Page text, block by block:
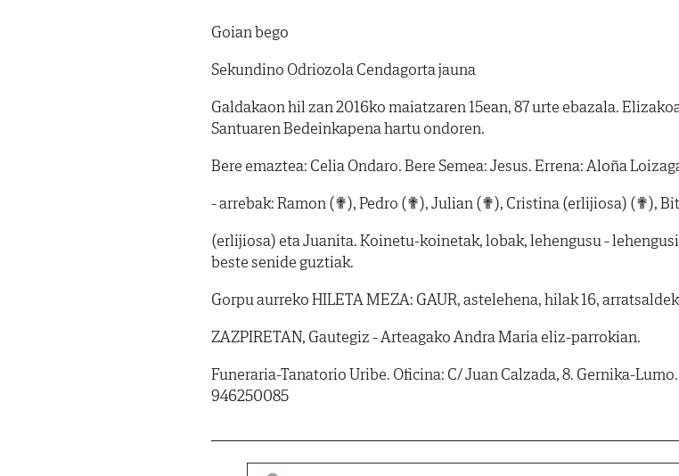
Goian bego
Sekundino Odriozola Cendagorta jauna
Galdakaon hil zan 2016ko maiatzaren 15ean, 87 urte ebazala.
Santuaren Bedeinkapena hartu ondoren.
Bere emaztea: Celia Ondaro. Bere Semea: Jesus. Errena: Aloña
- arrebak: Ramon (✟), Pedro (✟), Julian (✟), Cristina (erlijiosa) (✟),
(erlijiosa) eta Juanita. Koinetu-koinetak, lobak, lehengusu -
beste senide guztiak.
Gorpu aurreko HILETA MEZA: GAUR, astelehena, hilak 16,
ZAZPIRETAN, Gautegiz - Arteagako Andra Maria eliz-parrokian.
Funeraria-Tanatorio Uribe. Oficina: C/ Juan Calzada, 8. Gernika-
946250085